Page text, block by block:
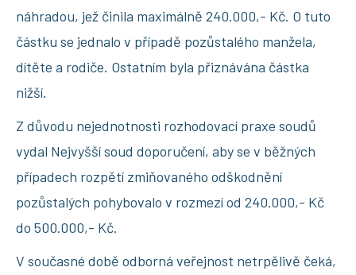
náhradou, jež činila maximálně 240.000,- Kč. O tuto
částku se jednalo v případě pozůstalého manžela,
dítěte a rodiče. Ostatním byla přiznávána částka
nižší.
Z důvodu nejednotnosti rozhodovací praxe soudů
vydal Nejvyšší soud doporučení, aby se v běžných
případech rozpětí zmiňovaného odškodnění
pozůstalých pohybovalo v rozmezí od 240.000,- Kč
do 500.000,- Kč.
V současné době odborná veřejnost netrpělivě čeká,